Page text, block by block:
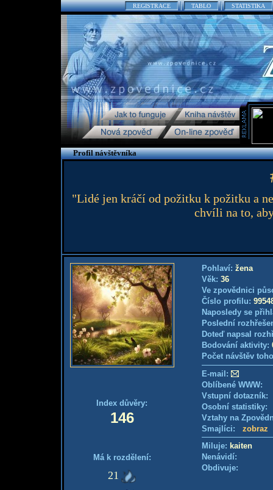
REGISTRACE TABLO STATISTIKA
Profil návštěvníka
"Lidé jen kráčí od požitku k požitku a
chvíli na to,
Index důvěry:
146
Má k rozdělení:
21
Pohlaví: žena
Věk: 36
Ve zpovědnici
Číslo profilu:
Naposledy se
Poslední
Doteď napsal
Bodování aktivity:
Počet návštěv
E-mail:
Oblíbené WWW:
Vstupní
Osobní
Vztahy na
Smajlíci: zobraz
Miluje: kaiten
Nenávidí:
Obdivuje: